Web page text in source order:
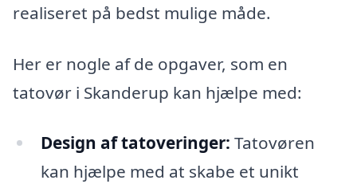
realiseret på bedst mulige måde.
Her er nogle af de opgaver, som en
tatovør i Skanderup kan hjælpe med:
Design af tatoveringer: Tatovøren
kan hjælpe med at skabe et unikt